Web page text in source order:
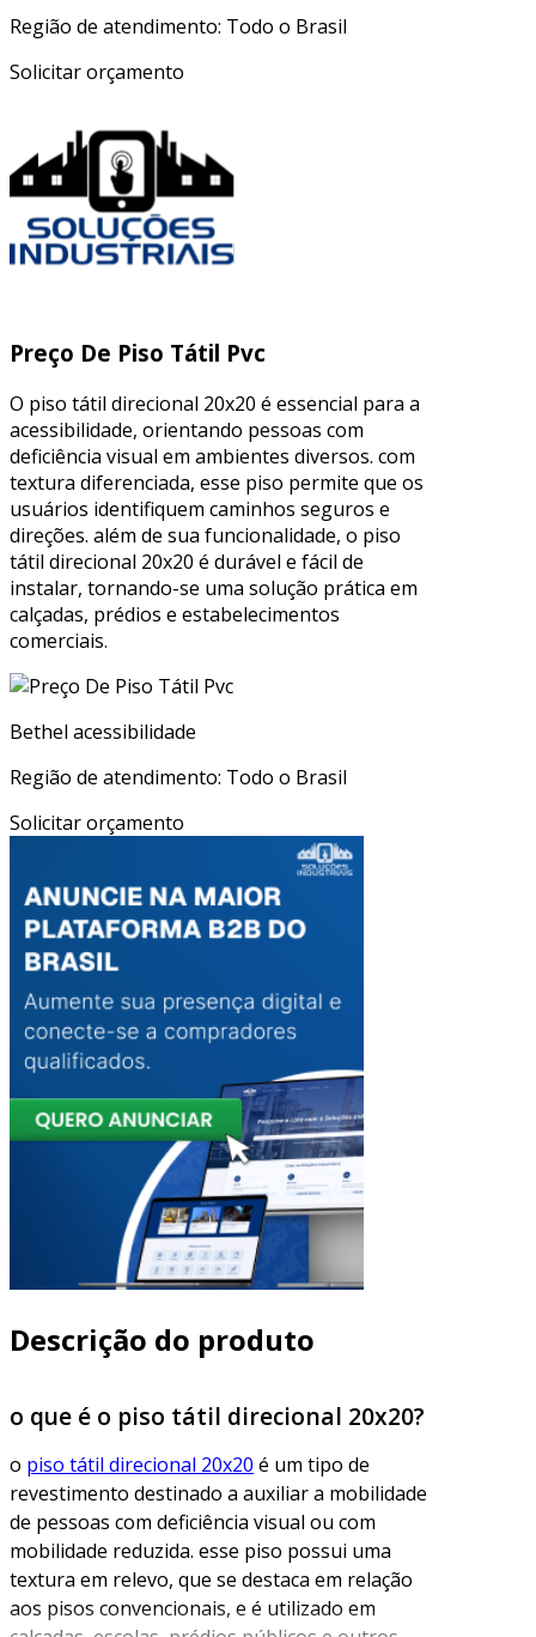
Região de atendimento: Todo o Brasil
Solicitar orçamento
Preço De Piso Tátil Pvc
O piso tátil direcional 20x20 é essencial para a
acessibilidade, orientando pessoas com
deficiência visual em ambientes diversos. com
textura diferenciada, esse piso permite que os
usuários identifiquem caminhos seguros e
direções. além de sua funcionalidade, o piso
tátil direcional 20x20 é durável e fácil de
instalar, tornando-se uma solução prática em
calçadas, prédios e estabelecimentos
comerciais.
Bethel acessibilidade
Região de atendimento: Todo o Brasil
Solicitar orçamento
Descrição do produto
o que é o piso tátil direcional 20x20?
o piso tátil direcional 20x20 é um tipo de
revestimento destinado a auxiliar a mobilidade
de pessoas com deficiência visual ou com
mobilidade reduzida. esse piso possui uma
textura em relevo, que se destaca em relação
aos pisos convencionais, e é utilizado em